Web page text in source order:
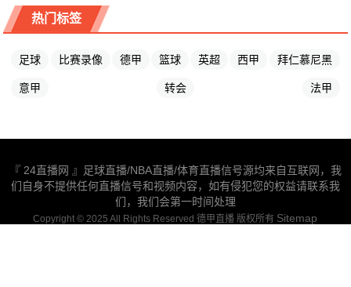
热门标签
足球 比赛录像 德甲 篮球 英超 西甲 拜仁慕尼黑
意甲 转会 法甲
『 24直播网 』足球直播/NBA直播/体育直播信号源均来自互联网，我
们自身不提供任何直播信号和视频内容，如有侵犯您的权益请联系我
们，我们会第一时间处理
Copyright © 2025 All Rights Reserved 德甲直播 版权所有 Sitemap